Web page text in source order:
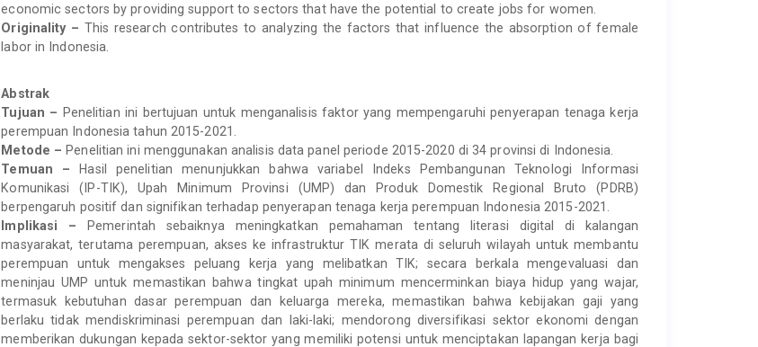
economic sectors by providing support to sectors that have the potential to create jobs for women.
Originality – This research contributes to analyzing the factors that influence the absorption of female
labor in Indonesia.
Abstrak
Tujuan – Penelitian ini bertujuan untuk menganalisis faktor yang mempengaruhi penyerapan tenaga kerja
perempuan Indonesia tahun 2015-2021.
Metode – Penelitian ini menggunakan analisis data panel periode 2015-2020 di 34 provinsi di Indonesia.
Temuan – Hasil penelitian menunjukkan bahwa variabel Indeks Pembangunan Teknologi Informasi
Komunikasi (IP-TIK), Upah Minimum Provinsi (UMP) dan Produk Domestik Regional Bruto (PDRB)
berpengaruh positif dan signifikan terhadap penyerapan tenaga kerja perempuan Indonesia 2015-2021.
Implikasi – Pemerintah sebaiknya meningkatkan pemahaman tentang literasi digital di kalangan
masyarakat, terutama perempuan, akses ke infrastruktur TIK merata di seluruh wilayah untuk membantu
perempuan untuk mengakses peluang kerja yang melibatkan TIK; secara berkala mengevaluasi dan
meninjau UMP untuk memastikan bahwa tingkat upah minimum mencerminkan biaya hidup yang wajar,
termasuk kebutuhan dasar perempuan dan keluarga mereka, memastikan bahwa kebijakan gaji yang
berlaku tidak mendiskriminasi perempuan dan laki-laki; mendorong diversifikasi sektor ekonomi dengan
memberikan dukungan kepada sektor-sektor yang memiliki potensi untuk menciptakan lapangan kerja bagi